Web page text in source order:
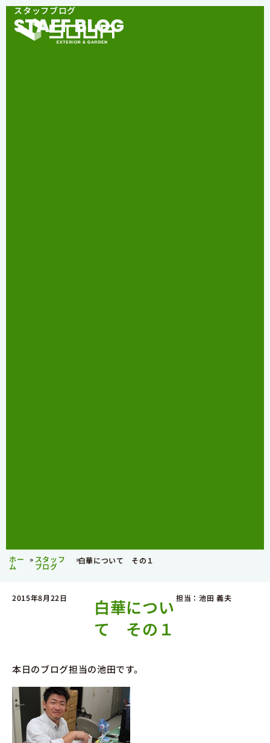
スタッフブログ
STAFF BLOG
ホー
ム
» スタッフ
ブログ
»白華について その１
2015年8月22日
白華につい
て その１
担当：池田 義夫
本日のブログ担当の池田です。